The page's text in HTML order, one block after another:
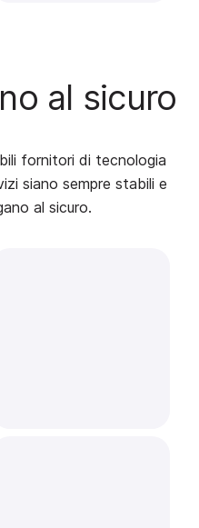
al sicuro
fornitori di tecnologia
siano sempre stabili e
al sicuro.